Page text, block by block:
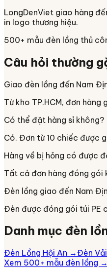
LongDenViet giao hàng
in logo thương hiệu.
500+ mẫu đèn lồng thủ
Câu hỏi thường
Giao đèn lồng đến Nam
Từ kho TP.HCM, đơn
Có thể đặt hàng sỉ không?
Có. Đơn từ 10 chiếc được
Hàng về bị hỏng có được
Tất cả đơn hàng đóng gói
Đèn lồng giao đến Nam
Đèn được đóng gói túi PE
Danh mục đèn
Đèn Lồng Hội An →Đèn
Xem 500+ mẫu đèn lồng →